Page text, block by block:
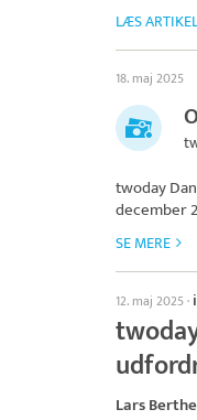
LÆS ARTIKEL
18. maj 2025
twoday
december
SE MERE
12. maj 2025·
Lars